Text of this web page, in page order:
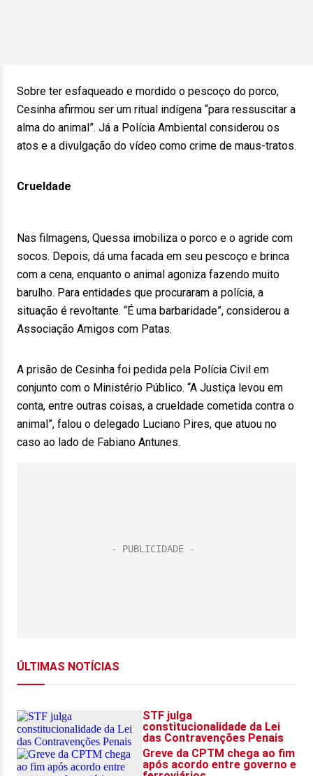
Sobre ter esfaqueado e mordido o pescoço do porco,
Cesinha afirmou ser um ritual indígena “para ressuscitar a
alma do animal”. Já a Polícia Ambiental considerou os
atos e a divulgação do vídeo como crime de maus-tratos.
Crueldade
Nas filmagens, Quessa imobiliza o porco e o agride com
socos. Depois, dá uma facada em seu pescoço e brinca
com a cena, enquanto o animal agoniza fazendo muito
barulho. Para entidades que procuraram a polícia, a
situação é revoltante. “É uma barbaridade”, considerou a
Associação Amigos com Patas.
A prisão de Cesinha foi pedida pela Polícia Civil em
conjunto com o Ministério Público. “A Justiça levou em
conta, entre outras coisas, a crueldade cometida contra o
animal”, falou o delegado Luciano Pires, que atuou no
caso ao lado de Fabiano Antunes.